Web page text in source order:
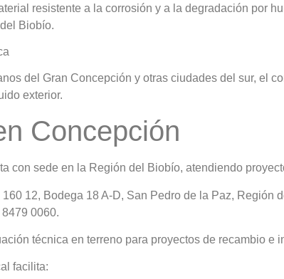
resistente a la corrosión y a la degradación por
Biobío.
del Gran Concepción y otras ciudades del sur, el
exterior.
Concepción
con sede en la Región del Biobío, atendiendo
160 12, Bodega 18 A-D, San Pedro de la Paz, Región
0060.
técnica en terreno para proyectos de recambio e
facilita: